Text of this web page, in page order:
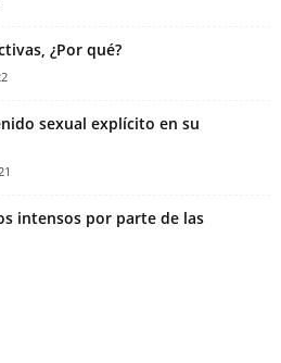
¿Por qué?
sexual explícito en su
intensos por parte de las